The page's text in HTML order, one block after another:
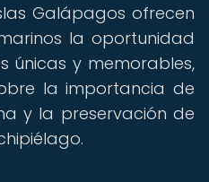
Galápagos ofrecen
la oportunidad
únicas y memorables,
la importancia de
y la preservación de